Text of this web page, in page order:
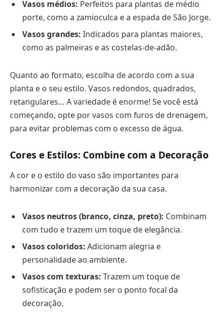
Vasos médios: Perfeitos para plantas de médio
porte, como a zamioculca e a espada de São Jorge.
Vasos grandes: Indicados para plantas maiores,
como as palmeiras e as costelas-de-adão.
Quanto ao formato, escolha de acordo com a sua
planta e o seu estilo. Vasos redondos, quadrados,
retangulares… A variedade é enorme! Se você está
começando, opte por vasos com furos de drenagem,
para evitar problemas com o excesso de água.
Cores e Estilos: Combine com a Decoração
A cor e o estilo do vaso são importantes para
harmonizar com a decoração da sua casa.
Vasos neutros (branco, cinza, preto): Combinam
com tudo e trazem um toque de elegância.
Vasos coloridos: Adicionam alegria e
personalidade ao ambiente.
Vasos com texturas: Trazem um toque de
sofisticação e podem ser o ponto focal da
decoração.